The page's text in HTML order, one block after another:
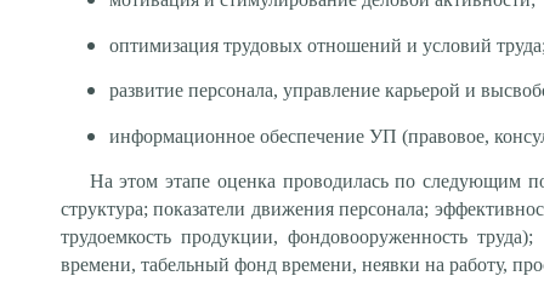
оптимизация трудовых отношений и условий
развитие персонала, управление карьерой и
информационное обеспечение УП (правовое,
На этом этапе оценка проводилась по следующим
структура; показатели движения персонала;
трудоемкость продукции, фондовооруженность
времени, табельный фонд времени, неявки на работу,